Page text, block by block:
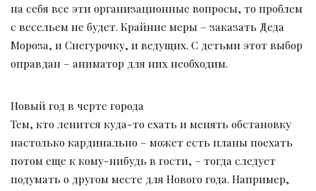
на себя все эти организационные вопросы, то проблем
с весельем не будет. Крайние меры – заказать Деда
Мороза, и Снегурочку, и ведущих. С детьми этот выбор
оправдан – аниматор для них необходим.
Новый год в черте города
Тем, кто ленится куда-то ехать и менять обстановку
настолько кардинально – может есть планы поехать
потом еще к кому-нибудь в гости, – тогда следует
подумать о другом месте для Нового года. Например,